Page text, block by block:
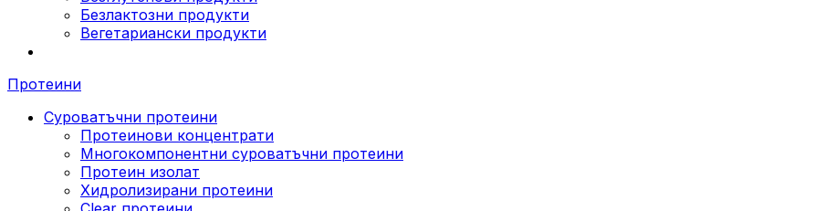
Безлактозни продукти
Вегетариански продукти
Протеини
Суроватъчни протеини
Протеинови концентрати
Многокомпонентни суроватъчни протеини
Протеин изолат
Хидролизирани протеини